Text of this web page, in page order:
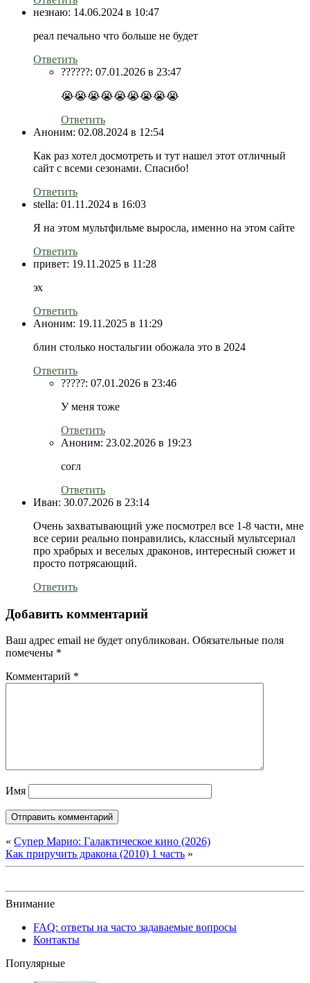
незнаю: 14.06.2024 в 10:47
реал печально что больше не будет
Ответить
??????: 07.01.2026 в 23:47
😭😭😭😭😭😭😭😭😭
Ответить
Аноним: 02.08.2024 в 12:54
Как раз хотел досмотреть и тут нашел этот отличный
сайт с всеми сезонами. Cпасибо!
Ответить
stella: 01.11.2024 в 16:03
Я на этом мультфильме выросла, именно на этом сайте
Ответить
привет: 19.11.2025 в 11:28
эх
Ответить
Аноним: 19.11.2025 в 11:29
блин столько ностальгии обожала это в 2024
Ответить
?????: 07.01.2026 в 23:46
У меня тоже
Ответить
Аноним: 23.02.2026 в 19:23
согл
Ответить
Иван: 30.07.2026 в 23:14
Очень захватывающий уже посмотрел все 1-8 части, мне
все серии реально понравились, классный мультсериал
про храбрых и веселых драконов, интересный сюжет и
просто потрясающий.
Ответить
Добавить комментарий
Ваш адрес email не будет опубликован. Обязательные поля
помечены *
Комментарий *
Имя
« Супер Марио: Галактическое кино (2026)
Как приручить дракона (2010) 1 часть »
Внимание
FAQ: ответы на часто задаваемые вопросы
Контакты
Популярные